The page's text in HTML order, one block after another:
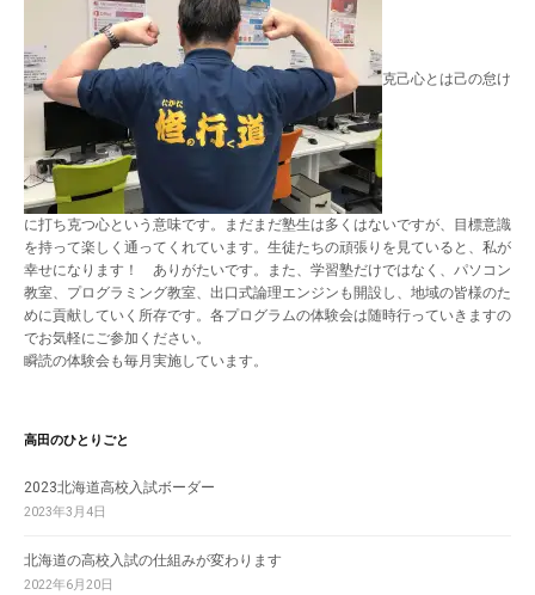
克己心とは己の怠け
に打ち克つ心という意味です。まだまだ塾生は多くはないですが、目標意識
を持って楽しく通ってくれています。生徒たちの頑張りを見ていると、私が
幸せになります！ ありがたいです。また、学習塾だけではなく、パソコン
教室、プログラミング教室、出口式論理エンジンも開設し、地域の皆様のた
めに貢献していく所存です。各プログラムの体験会は随時行っていきますの
でお気軽にご参加ください。
瞬読の体験会も毎月実施しています。
高田のひとりごと
2023北海道高校入試ボーダー
2023年3月4日
北海道の高校入試の仕組みが変わります
2022年6月20日